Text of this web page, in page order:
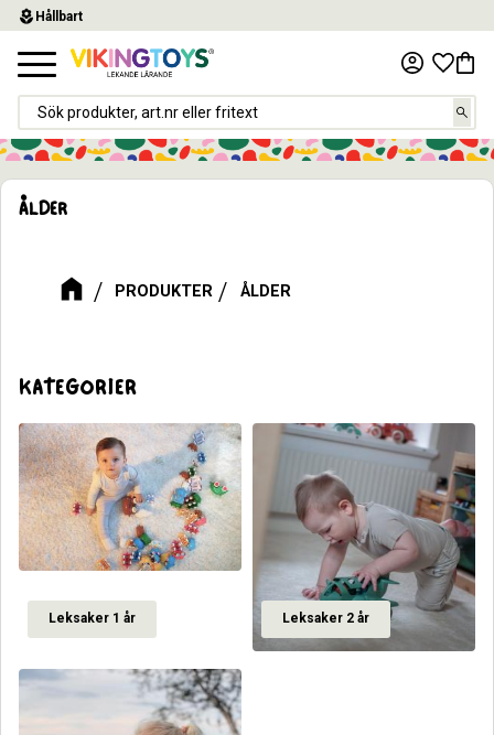
Meny
local_florist Hållbart
ÅLDER
PRODUKTER ÅLDER
KATEGORIER
Leksaker 1 år Leksaker 2 år